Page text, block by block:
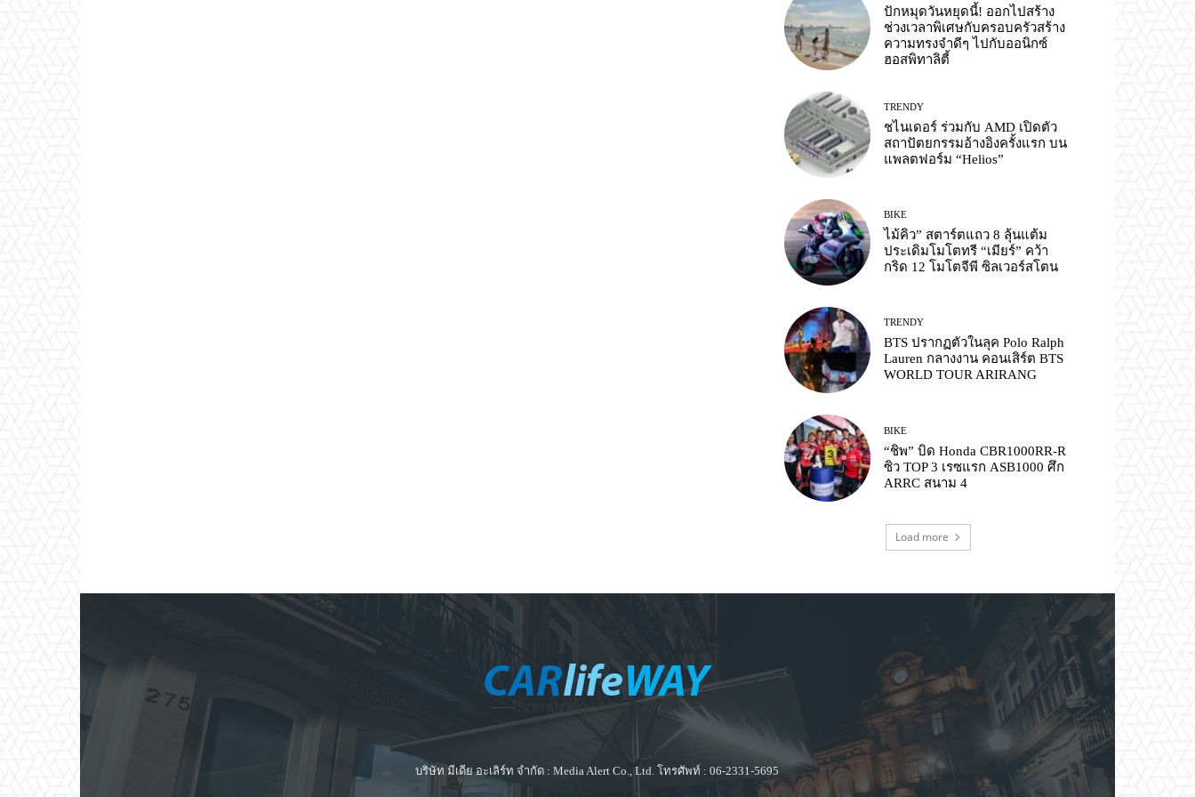
ปักหมุดวันหยุดนี้! ออกไปสร้าง
ช่วงเวลาพิเศษกับครอบครัวสร้าง
ความทรงจำดีๆ ไปกับออนิกซ์
ฮอสพิทาลิตี้
TRENDY
ชไนเดอร์ ร่วมกับ AMD เปิดตัว
สถาปัตยกรรมอ้างอิงครั้งแรก บน
แพลตฟอร์ม “Helios”
BIKE
ไม้คิว” สตาร์ตแถว 8 ลุ้นแต้ม
ประเดิมโมโตทรี “เมียร์” คว้า
กริด 12 โมโตจีพี ซิลเวอร์สโตน
TRENDY
BTS ปรากฏตัวในลุค Polo Ralph
Lauren กลางงาน คอนเสิร์ต BTS
WORLD TOUR ARIRANG
BIKE
“ชิพ” บิด Honda CBR1000RR-R
ซิว TOP 3 เรซแรก ASB1000 ศึก
ARRC สนาม 4
Load more
บริษัท มีเดีย อะเลิร์ท จำกัด : Media Alert Co., Ltd. โทรศัพท์ : 06-2331-5695